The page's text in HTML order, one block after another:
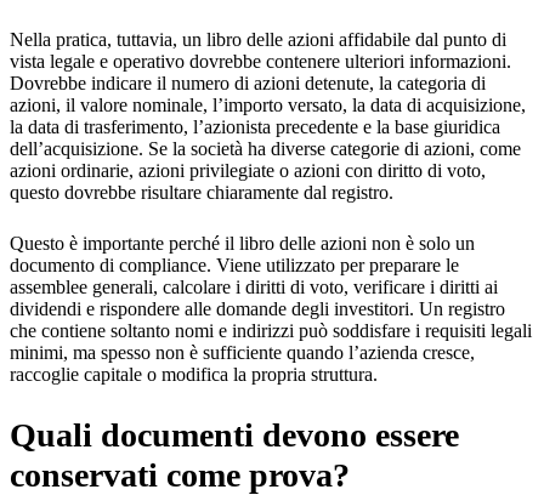
Nella pratica, tuttavia, un libro delle azioni affidabile dal punto di
vista legale e operativo dovrebbe contenere ulteriori informazioni.
Dovrebbe indicare il numero di azioni detenute, la categoria di
azioni, il valore nominale, l’importo versato, la data di acquisizione,
la data di trasferimento, l’azionista precedente e la base giuridica
dell’acquisizione. Se la società ha diverse categorie di azioni, come
azioni ordinarie, azioni privilegiate o azioni con diritto di voto,
questo dovrebbe risultare chiaramente dal registro.
Questo è importante perché il libro delle azioni non è solo un
documento di compliance. Viene utilizzato per preparare le
assemblee generali, calcolare i diritti di voto, verificare i diritti ai
dividendi e rispondere alle domande degli investitori. Un registro
che contiene soltanto nomi e indirizzi può soddisfare i requisiti legali
minimi, ma spesso non è sufficiente quando l’azienda cresce,
raccoglie capitale o modifica la propria struttura.
Quali documenti devono essere
conservati come prova?